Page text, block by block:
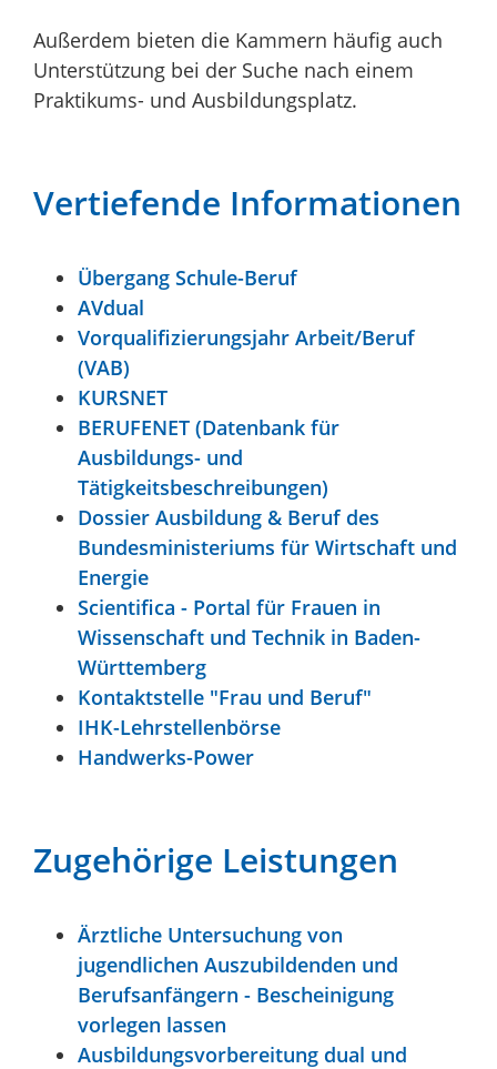
Außerdem bieten die Kammern häufig auch
Unterstützung bei der Suche nach einem
Praktikums- und Ausbildungsplatz.
Vertiefende Informationen
Übergang Schule-Beruf
AVdual
Vorqualifizierungsjahr Arbeit/Beruf
(VAB)
KURSNET
BERUFENET (Datenbank für
Ausbildungs- und
Tätigkeitsbeschreibungen)
Dossier Ausbildung & Beruf des
Bundesministeriums für Wirtschaft und
Energie
Scientifica - Portal für Frauen in
Wissenschaft und Technik in Baden-
Württemberg
Kontaktstelle "Frau und Beruf"
IHK-Lehrstellenbörse
Handwerks-Power
Zugehörige Leistungen
Ärztliche Untersuchung von
jugendlichen Auszubildenden und
Berufsanfängern - Bescheinigung
vorlegen lassen
Ausbildungsvorbereitung dual und